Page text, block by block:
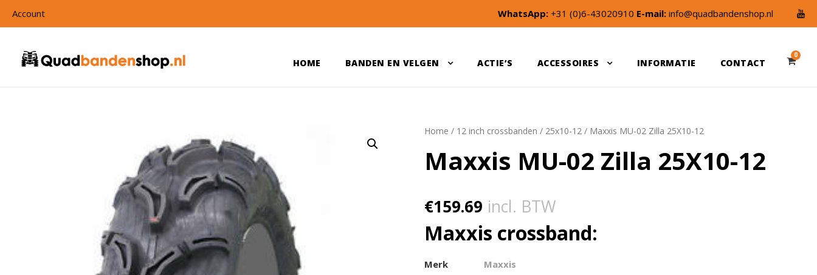
Account WhatsApp: +31 (0)6-43020910 E-mail: info@quadbandenshop.nl
HOME BANDEN EN VELGEN ACTIE’S ACCESSOIRES INFORMATIE CONTACT
0
Home / 12 inch crossbanden / 25x10-12 / Maxxis MU-02 Zilla 25X10-12
Maxxis MU-02 Zilla 25X10-12
€159.69 incl. BTW
Maxxis crossband:
Merk
Maxxis